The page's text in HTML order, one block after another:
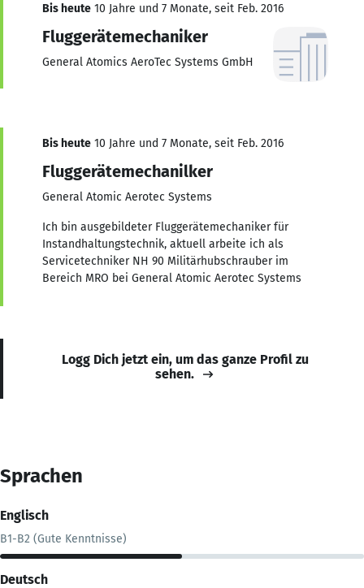
Bis heute 10 Jahre und 7 Monate, seit Feb. 2016
Fluggerätemechaniker
General Atomics AeroTec Systems GmbH
Bis heute 10 Jahre und 7 Monate, seit Feb. 2016
Fluggerätemechanilker
General Atomic Aerotec Systems
Ich bin ausgebildeter Fluggerätemechaniker für
Instandhaltungstechnik, aktuell arbeite ich als
Servicetechniker NH 90 Militärhubschrauber im
Bereich MRO bei General Atomic Aerotec Systems
Logg Dich jetzt ein, um das ganze Profil zu
sehen.
Sprachen
Englisch
B1-B2 (Gute Kenntnisse)
Deutsch